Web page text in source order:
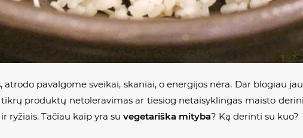
pavalgome sveikai, skaniai, o energijos nėra. Dar blogiau
produktų netoleravimas ar tiesiog netaisyklingas maisto
ryžiais. Tačiau kaip yra su vegetariška mityba? Ką derinti su kuo?